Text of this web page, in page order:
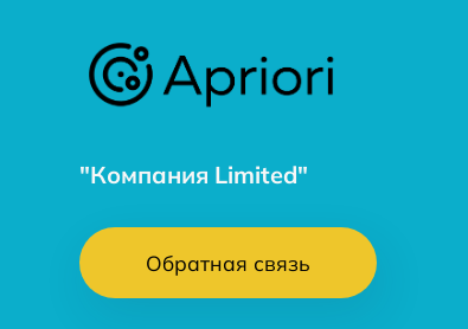
"Компания Limited"
Обратная связь